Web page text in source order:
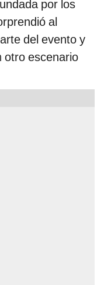
por los
al
del evento y
otro escenario